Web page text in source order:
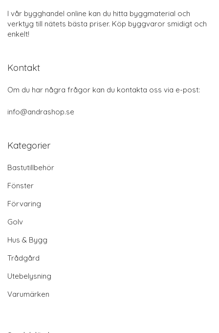
I vår bygghandel online kan du hitta byggmaterial och
verktyg till nätets bästa priser. Köp byggvaror smidigt och
enkelt!
Kontakt
Om du har några frågor kan du kontakta oss via e-post:
info@andrashop.se
Kategorier
Bastutillbehör
Fönster
Förvaring
Golv
Hus & Bygg
Trådgård
Utebelysning
Varumärken